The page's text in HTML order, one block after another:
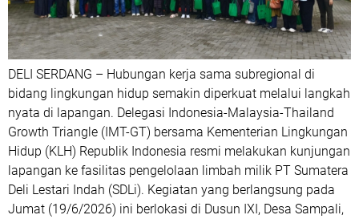
DELI SERDANG – Hubungan kerja sama subregional di
bidang lingkungan hidup semakin diperkuat melalui langkah
nyata di lapangan. Delegasi Indonesia-Malaysia-Thailand
Growth Triangle (IMT-GT) bersama Kementerian Lingkungan
Hidup (KLH) Republik Indonesia resmi melakukan kunjungan
lapangan ke fasilitas pengelolaan limbah milik PT Sumatera
Deli Lestari Indah (SDLi). Kegiatan yang berlangsung pada
Jumat (19/6/2026) ini berlokasi di Dusun IXI, Desa Sampali,